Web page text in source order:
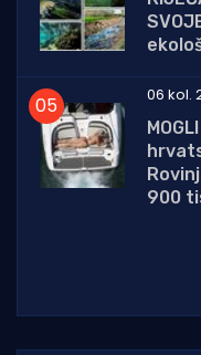
06 kol.
900